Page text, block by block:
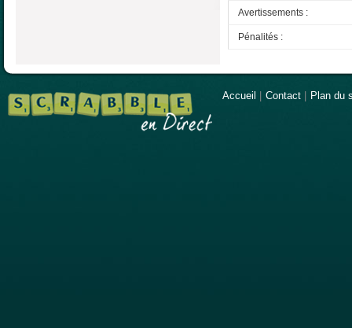
Avertissements :
Pénalités :
Accueil Contact Plan du